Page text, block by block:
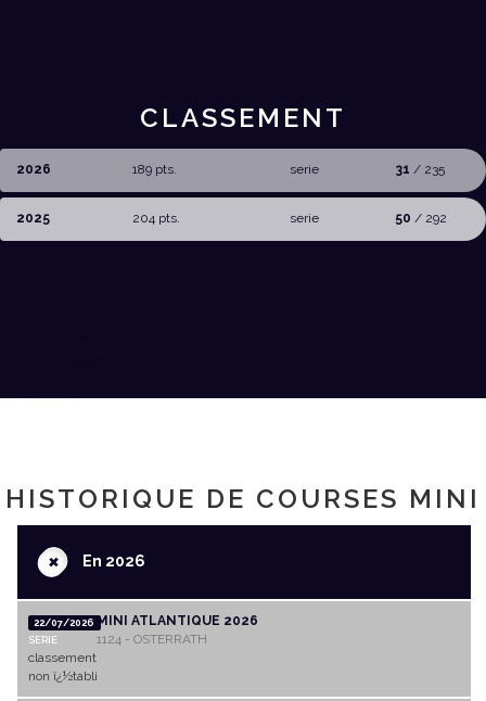
CLASSEMENT
2026 189 pts. serie 31 / 235
2025 204 pts. serie 50 / 292
HISTORIQUE DE COURSES MINI
+En 2026
22/07/2026
SERIE
MINI ATLANTIQUE 2026
1124 - OSTERRATH
classement
non ï¿½tabli